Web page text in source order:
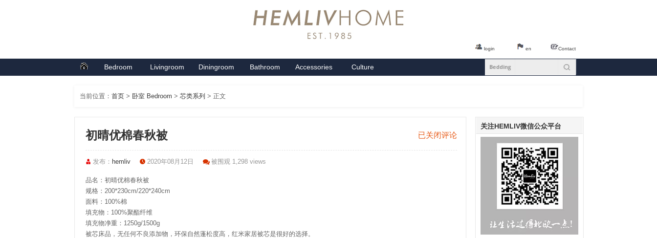
Contact
en
login
Bedroom Livingroom Diningroom Bathroom Accessories Culture
当前位置： 首页 > 卧室 Bedroom > 芯类系列 > 正文
初
晴
已关闭评论
初晴优棉春秋被
发布： hemliv 2020年08月12日 被围观 1,298 views
品名：初晴优棉春秋被
规格：200*230cm/220*240cm
面料：100%棉
填充物：100%聚酯纤维
填充物净重：1250g/1500g
被芯床品，无任何不良添加物，环保自然蓬松度高，红米家居被芯是很好的选择。
关注HEMLIV微信公众平台